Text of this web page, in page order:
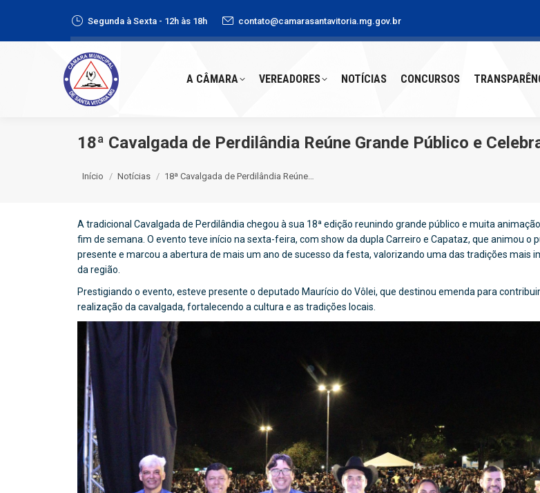
Segunda à Sexta - 12h às 18h contato@camarasantavitoria.mg.gov.br
A CÂMARA VEREADORES NOTÍCIAS CONCURSOS
18ª Cavalgada de Perdilândia Reúne Grande Público e
Início Notícias 18ª Cavalgada de Perdilândia Reúne…
A tradicional Cavalgada de Perdilândia chegou à sua 18ª edição reunindo grande público e muita
fim de semana. O evento teve início na sexta-feira, com show da dupla Carreiro e Capataz, que animou o
presente e marcou a abertura de mais um ano de sucesso da festa, valorizando uma das tradições mais
da região.
Prestigiando o evento, esteve presente o deputado Maurício do Vôlei, que destinou emenda para
realização da cavalgada, fortalecendo a cultura e as tradições locais.
A CÂMARA VEREADORES NOTÍCIAS CONCURSOS